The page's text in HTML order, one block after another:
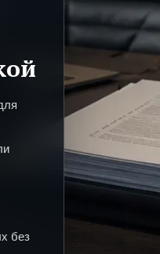
без